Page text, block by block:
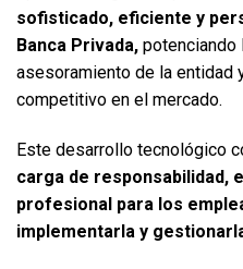
sofisticado, eficiente y
Banca Privada, potenciando
asesoramiento de la entidad
competitivo en el mercado.
Este desarrollo tecnológico
carga de responsabilidad,
profesional para los
implementarla y